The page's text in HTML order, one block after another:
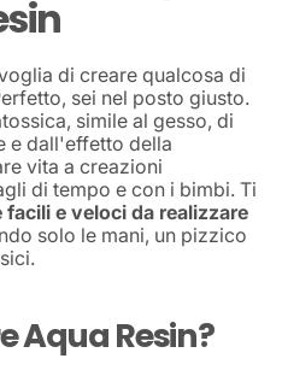
di creare qualcosa di
sei nel posto giusto.
simile al gesso, di
e dall'effetto della
vita a creazioni
di tempo e con i bimbi. Ti
facili e veloci da realizzare
solo le mani, un pizzico
Aqua Resin?